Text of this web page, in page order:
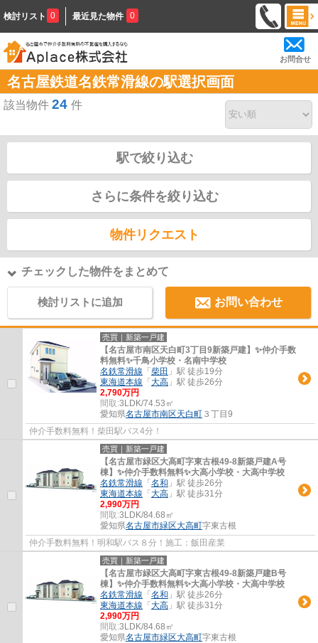
検討リスト 0 最近見た物件 0
お問合せ
名古屋鉄道名鉄常滑線の駅選択画面
該当物件 24 件
駅で絞り込む
さらに条件を絞り込む
物件リクエスト
チェックした物件をまとめて
検討リストに追加 お問い合わせ
売買｜新築一戸建
【名古屋市南区天白町3丁目9新築戸建】✨️仲介手数
料無料✨️千鳥小学校・名南中学校
名鉄常滑線 「 柴田 」駅 徒歩19分
東海道本線 「 大高 」駅 徒歩26分
2,790万円
間取:3LDK/74.53㎡
愛知県名古屋市南区天白町 ３丁目9
仲介手数料無料！柴田駅バス4分！
売買｜新築一戸建
【名古屋市緑区大高町字東古根49-8新築戸建A号
棟】✨️仲介手数料無料✨️大高小学校・大高中学校
名鉄常滑線 「 名和 」駅 徒歩26分
東海道本線 「 大高 」駅 徒歩31分
2,990万円
間取:3LDK/84.68㎡
愛知県名古屋市緑区大高町字東古根
仲介手数料無料！明和駅バス８分！施工：飯田産業
売買｜新築一戸建
【名古屋市緑区大高町字東古根49-8新築戸建B号
棟】✨️仲介手数料無料✨️大高小学校・大高中学校
名鉄常滑線 「 名和 」駅 徒歩26分
東海道本線 「 大高 」駅 徒歩31分
2,990万円
間取:3LDK/84.68㎡
愛知県名古屋市緑区大高町字東古根